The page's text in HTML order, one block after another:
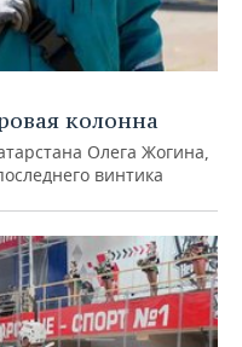
колонна
Олега Жогина,
винтика